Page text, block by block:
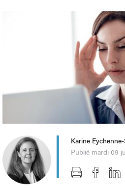
Karine
Publié mardi 09